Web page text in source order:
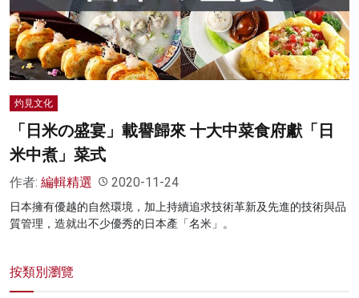
名家榜
灼見活動
灼見文化
「日米の盛宴」載譽歸來 十大中菜食府獻「日
米中煮」菜式
作者: 編輯精選 2020-11-24
日本擁有優越的自然環境，加上持續追求技術革新及先進的技術與品
質管理，造就出不少優秀的日本產「名米」。
按類別瀏覽